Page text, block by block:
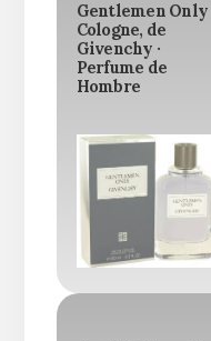
Gentlemen Only
Cologne, de
Givenchy ·
Perfume de
Hombre